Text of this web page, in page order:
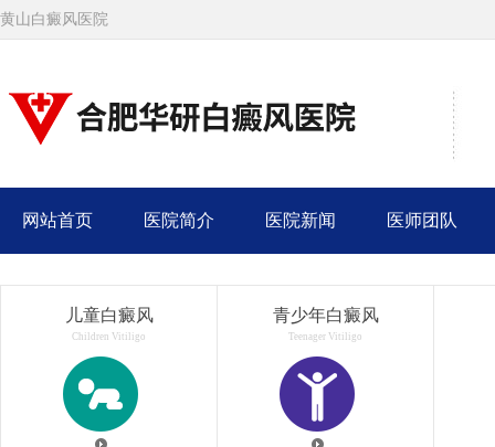
黄山白癜风医院
网站首页 医院简介 医院新闻 医师团队
儿童白癜风
Children Vitiligo
青少年白癜风
Teenager Vitiligo